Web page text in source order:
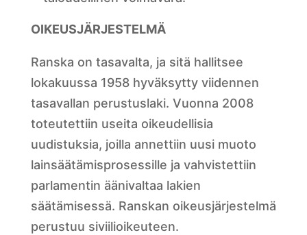
OIKEUSJÄRJESTELMÄ
Ranska on tasavalta, ja sitä hallitsee
lokakuussa 1958 hyväksytty viidennen
tasavallan perustuslaki. Vuonna 2008
toteutettiin useita oikeudellisia
uudistuksia, joilla annettiin uusi muoto
lainsäätämisprosessille ja vahvistettiin
parlamentin äänivaltaa lakien
säätämisessä. Ranskan oikeusjärjestelmä
perustuu siviilioikeuteen.